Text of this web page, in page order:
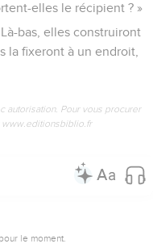
elles le récipient ? »
bas, elles construiront
la fixeront à un endroit,
autorisation. Pour vous procurer
www.editionsbiblio.fr
le moment.